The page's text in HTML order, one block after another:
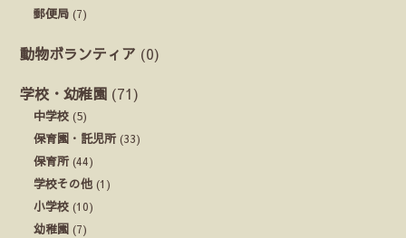
郵便局 (7)
動物ボランティア (0)
学校・幼稚園 (71)
中学校 (5)
保育園・託児所(33)
保育所(44)
学校その他 (1)
小学校 (10)
幼稚園 (7)